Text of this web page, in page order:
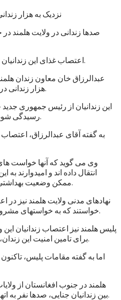
نزدیک به هزار
صدها زندانی در ولایت هلمند
اعتصاب غذای این زندانیان امروز وارد چهارمین روزش شد.
عبدالرزاق خان معاون زندان
هزار زندانی در این زندان اعتصاب غذایی کردند.
این زندانیان از رئیس جمهوری جدید
رسیدگی شود و در مجازات شان تخفیف بیاید.
به گفته آقای عبدالرزاق،
وی می گوید که آنها خواست های
انتقال داده اند و امیدوارند
ممکن وضعیت بهداشتی شماری از زندانیان خراب شود.
نهادهای مدنی ولایت هلمند نیز در
خواستند که به خواستهای مشروع زندانیان پاسخ مثبت داده شود.
پلیس هلمند نیز اعتصاب زندانیان این
برای تامین امنیت این زندان، شمار بیشتری نیرو فرستاده اند.
اما به گفته مقامات پلیس،
هلمند در جنوب افغانستان از
بین زندانیان جنایی، صدها نفر به اتهام شورشگری نیز زندانی هستند.